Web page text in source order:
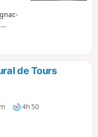
de Tours
4h 50